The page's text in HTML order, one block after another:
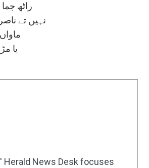
راٹھ
نہیں تے
یا
Herald News Desk focuses